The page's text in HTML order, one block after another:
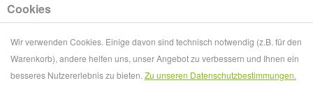
Beschilderungs- und Leitsysteme für individuelle
Orientierungsanforderungen
In öffentlichen Gebäuden, am Point of Sale, auf Messen oder
im Bereich Promotion: Funktionsschilder, Informationstafeln
Cookies
Wir verwenden Cookies. Einige davon sind technisch notwendig (z.B. für den
Warenkorb), andere helfen uns, unser Angebot zu verbessern und Ihnen ein
besseres Nutzererlebnis zu bieten. Zu unseren Datenschutzbestimmungen.